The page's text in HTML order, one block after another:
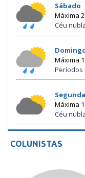
Sábado
Máxima
Céu
Máxima
Períodos
Segunda
Máxima
Céu
COLUNISTAS